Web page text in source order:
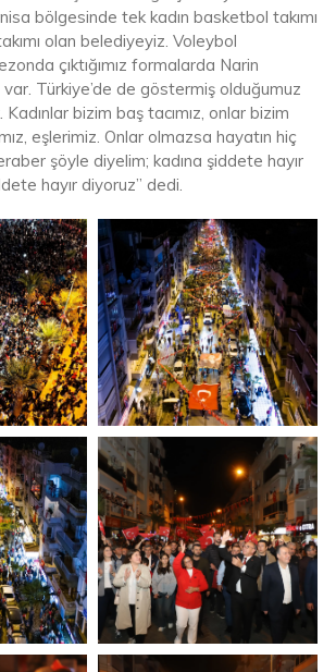
bölgesinde tek kadın basketbol takımı
olan belediyeyiz. Voleybol
çıktığımız formalarda Narin
Türkiye’de de göstermiş olduğumuz
Kadınlar bizim baş tacımız, onlar bizim
eşlerimiz. Onlar olmazsa hayatın hiç
şöyle diyelim; kadına şiddete hayır
hayır diyoruz” dedi.